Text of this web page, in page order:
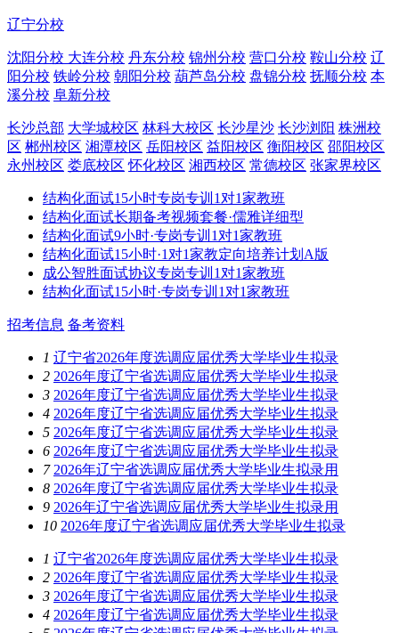
辽宁分校
沈阳分校 大连分校 丹东分校 锦州分校 营口分校 鞍山分校 辽
阳分校 铁岭分校 朝阳分校 葫芦岛分校 盘锦分校 抚顺分校 本
溪分校 阜新分校
长沙总部 大学城校区 林科大校区 长沙星沙 长沙浏阳 株洲校
区 郴州校区 湘潭校区 岳阳校区 益阳校区 衡阳校区 邵阳校区
永州校区 娄底校区 怀化校区 湘西校区 常德校区 张家界校区
结构化面试15小时专岗专训1对1家教班
结构化面试长期备考视频套餐·儒雅详细型
结构化面试9小时·专岗专训1对1家教班
结构化面试15小时·1对1家教定向培养计划A版
成公智胜面试协议专岗专训1对1家教班
结构化面试15小时·专岗专训1对1家教班
招考信息 备考资料
1 辽宁省2026年度选调应届优秀大学毕业生拟录
2 2026年度辽宁省选调应届优秀大学毕业生拟录
3 2026年度辽宁省选调应届优秀大学毕业生拟录
4 2026年度辽宁省选调应届优秀大学毕业生拟录
5 2026年度辽宁省选调应届优秀大学毕业生拟录
6 2026年度辽宁省选调应届优秀大学毕业生拟录
7 2026年辽宁省选调应届优秀大学毕业生拟录用
8 2026年度辽宁省选调应届优秀大学毕业生拟录
9 2026年辽宁省选调应届优秀大学毕业生拟录用
10 2026年度辽宁省选调应届优秀大学毕业生拟录
1 辽宁省2026年度选调应届优秀大学毕业生拟录
2 2026年度辽宁省选调应届优秀大学毕业生拟录
3 2026年度辽宁省选调应届优秀大学毕业生拟录
4 2026年度辽宁省选调应届优秀大学毕业生拟录